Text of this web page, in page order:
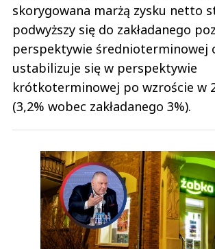
skorygowana marżą zysku netto
podwyższy się do zakładanego
perspektywie średnioterminowej
ustabilizuje się w perspektywie
krótkoterminowej po wzroście w
(3,2% wobec zakładanego 3%).